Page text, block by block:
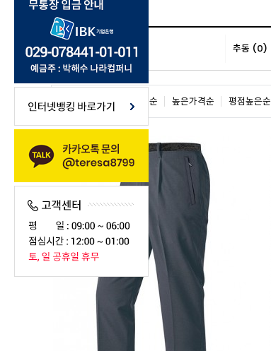
춘하 (15) 추동 (0)
판매많은순 낮은가격순 높은가격순 평점높은순